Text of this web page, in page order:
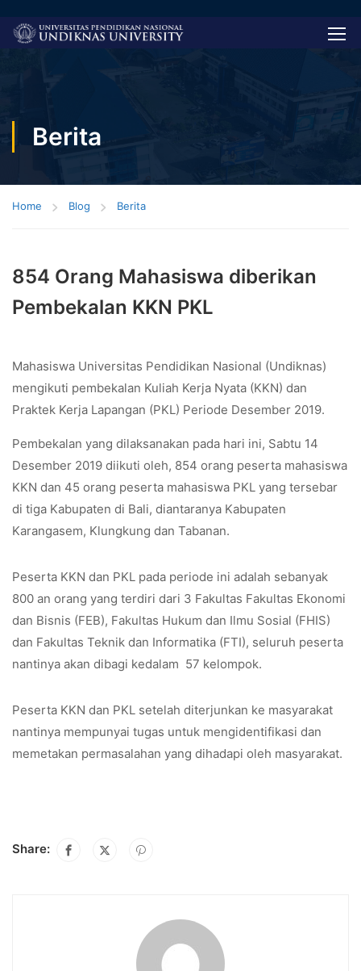
Berita
Home Blog Berita
854 Orang Mahasiswa diberikan
Pembekalan KKN PKL
Mahasiswa Universitas Pendidikan Nasional (Undiknas)
mengikuti pembekalan Kuliah Kerja Nyata (KKN) dan
Praktek Kerja Lapangan (PKL) Periode Desember 2019.
Pembekalan yang dilaksanakan pada hari ini, Sabtu 14
Desember 2019 diikuti oleh, 854 orang peserta mahasiswa
KKN dan 45 orang peserta mahasiswa PKL yang tersebar
di tiga Kabupaten di Bali, diantaranya Kabupaten
Karangasem, Klungkung dan Tabanan.
Peserta KKN dan PKL pada periode ini adalah sebanyak
800 an orang yang terdiri dari 3 Fakultas Fakultas Ekonomi
dan Bisnis (FEB), Fakultas Hukum dan Ilmu Sosial (FHIS)
dan Fakultas Teknik dan Informatika (FTI), seluruh peserta
nantinya akan dibagi kedalam 57 kelompok.
Peserta KKN dan PKL setelah diterjunkan ke masyarakat
nantinya mempunyai tugas untuk mengidentifikasi dan
memetakan permasalahan yang dihadapi oleh masyarakat.
Share: